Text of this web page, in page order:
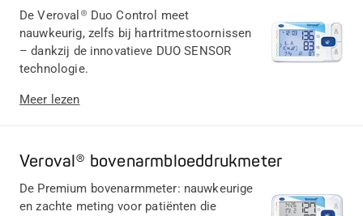
De Veroval® Duo Control meet
nauwkeurig, zelfs bij hartritmestoornissen
– dankzij de innovatieve DUO SENSOR
technologie.
Meer lezen
Veroval® bovenarmbloeddrukmeter
De Premium bovenarmmeter: nauwkeurige
en zachte meting voor patiënten die